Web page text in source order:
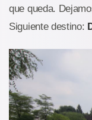
que queda.
Siguiente destino: